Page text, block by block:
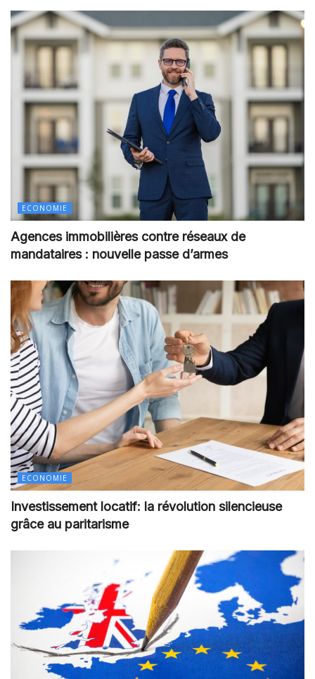
ECONOMIE
Agences immobilières contre réseaux de
mandataires : nouvelle passe d’armes
ECONOMIE
Investissement locatif: la révolution silencieuse
grâce au paritarisme